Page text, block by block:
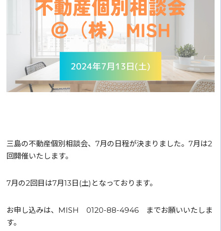
三島の不動産個別相談会、7月の日程が決まりました。7月は2
回開催いたします。
7月の2回目は7月13日(土)となっております。
お申し込みは、MISH 0120-88-4946 までお願いいたしま
す。